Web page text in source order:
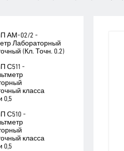
АМ-02/2 -
Лабораторный
(Кл. Точн. 0.2)
С511 -
класса
0,5
С510 -
класса
0,5